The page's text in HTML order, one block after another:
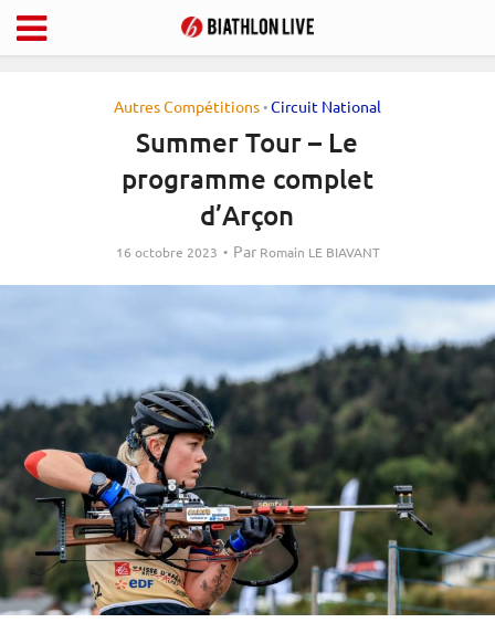
Autres Compétitions•Circuit National
Summer Tour – Le
programme complet
d’Arçon
16 octobre 2023 Par Romain LE BIAVANT